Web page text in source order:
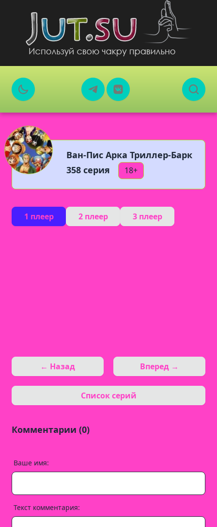
Ван-Пис Арка Триллер-Барк
358 серия
18+
1 плеер 2 плеер 3 плеер
← Назад
Список серий
Вперед →
Комментарии (0)
Ваше имя:
Текст комментария: